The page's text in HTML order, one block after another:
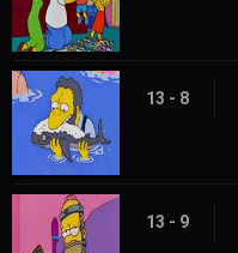
13 - 8
13 - 9